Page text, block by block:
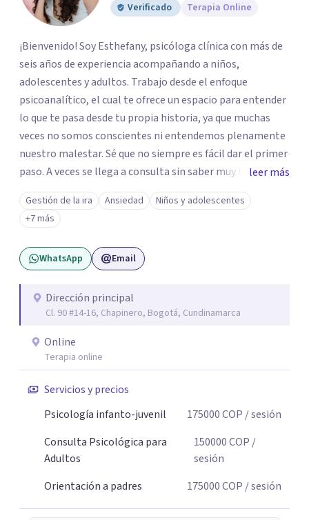
Verificado
Terapia Online
¡Bienvenido! Soy Esthefany, psicóloga clínica con más de
seis años de experiencia acompañando a niños,
adolescentes y adultos. Trabajo desde el enfoque
psicoanalítico, el cual te ofrece un espacio para entender
lo que te pasa desde tu propia historia, ya que muchas
veces no somos conscientes ni entendemos plenamente
nuestro malestar. Sé que no siempre es fácil dar el primer
paso. A veces se llega a consulta sin saber muy bien qué
decir, o sintiendo que algo no anda bien pero sin poder
nombrarlo. Mi intención es acompañarte en ese proceso,
sin juicios y a tu propio ritmo, para que lo que hoy te pesa
pueda pensarse y transformarse.
leer más
Gestión de la ira Ansiedad
Niños y adolescentes
+7 más
WhatsApp Email
Dirección principal
Cl. 90 #14-16, Chapinero, Bogotá, Cundinamarca
Online
Terapia online
Servicios y precios
Psicología infanto-juvenil
175000COP / sesión
Consulta Psicológica para
Adultos
150000COP /
sesión
Orientación a padres
175000COP / sesión